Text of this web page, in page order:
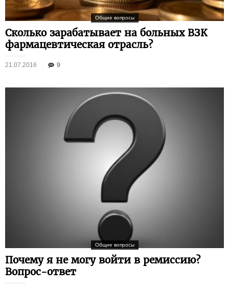
Общие вопросы
Сколько зарабатывает на больных ВЗК
фармацевтическая отрасль?
21.07.2016 9
Общие вопросы
Почему я не могу войти в ремиссию?
Вопрос-ответ